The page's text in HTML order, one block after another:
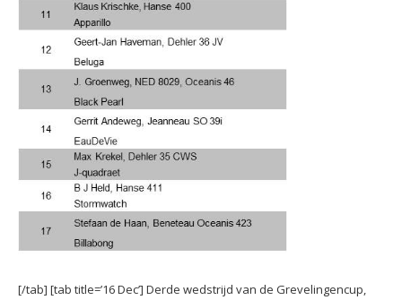
[/tab] [tab title=’16 Dec’] Derde wedstrijd van de Grevelingencup,